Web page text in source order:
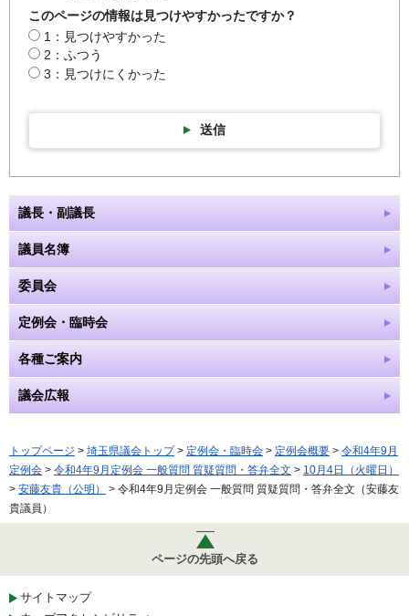
このページの情報は見つけやすかったですか？
1：見つけやすかった
2：ふつう
3：見つけにくかった
送信
議長・副議長
議員名簿
委員会
定例会・臨時会
各種ご案内
議会広報
トップページ > 埼玉県議会トップ> 定例会・臨時会 > 定例会概要 > 令和4年9月
定例会 > 令和4年9月定例会 一般質問 質疑質問・答弁全文 > 10月4日（火曜日）
> 安藤友貴（公明）
> 令和4年9月定例会 一般質問 質疑質問・答弁全文（安藤友
貴議員）
ページの先頭へ戻る
サイトマップ